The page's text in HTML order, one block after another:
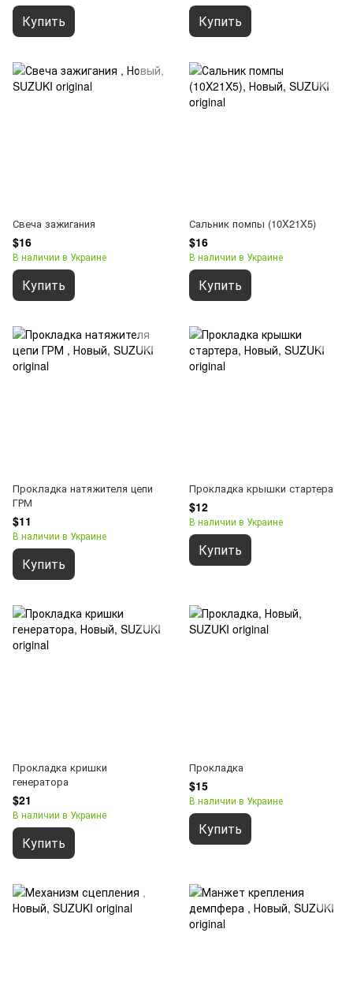
Купить Купить
Свеча зажигания
$16
В наличии в Украине
Купить
Сальник помпы (10X21X5)
$16
В наличии в Украине
Купить
Прокладка натяжителя цепи
ГРМ
$11
В наличии в Украине
Купить
Прокладка крышки стартера
$12
В наличии в Украине
Купить
Прокладка кришки
генератора
$21
В наличии в Украине
Купить
Прокладка
$15
В наличии в Украине
Купить